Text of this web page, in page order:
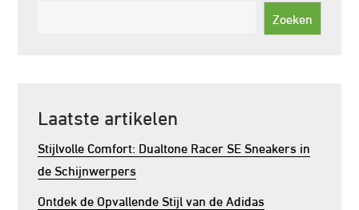
Zoeken
Laatste artikelen
Stijlvolle Comfort: Dualtone Racer SE Sneakers in
de Schijnwerpers
Ontdek de Opvallende Stijl van de Adidas